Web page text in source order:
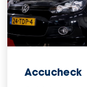
Accucheck